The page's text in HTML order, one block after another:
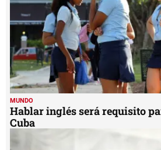
MUNDO
Dentista que mató a Cecil sale
vuelve a EUA